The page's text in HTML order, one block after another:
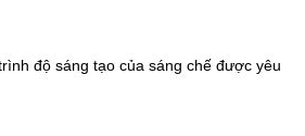
độ sáng tạo của sáng chế được yêu